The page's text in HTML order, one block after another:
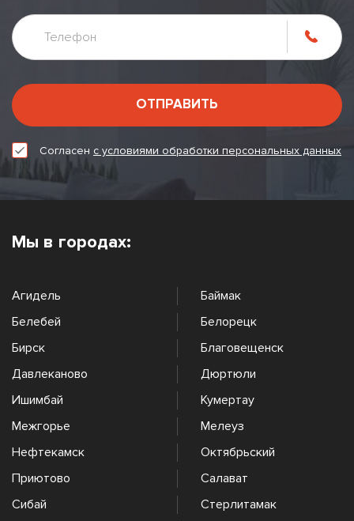
ОТПРАВИТЬ
Согласен с условиями обработки персональных данных
Мы в городах:
Агидель
Баймак
Белебей
Белорецк
Бирск
Благовещенск
Давлеканово
Дюртюли
Ишимбай
Кумертау
Межгорье
Мелеуз
Нефтекамск
Октябрьский
Приютово
Салават
Сибай
Стерлитамак